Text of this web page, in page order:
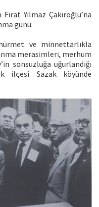
Yılmaz Çakıroğlu’na
günü.
ve minnettarlıkla
merasimleri, merhum
sonsuzluğa uğurlandığı
ilçesi Sazak köyünde